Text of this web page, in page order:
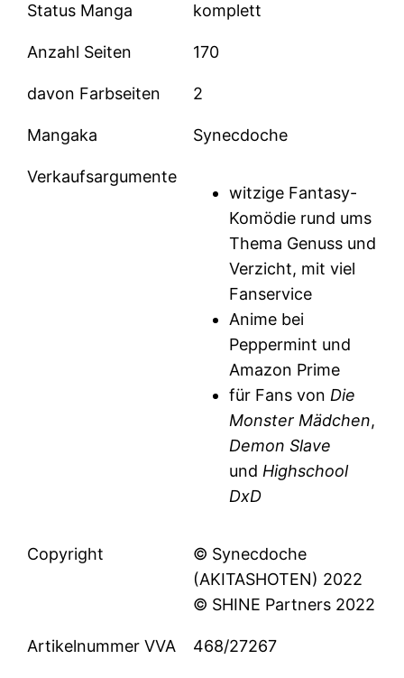
Status Manga komplett
Anzahl Seiten 170
davon Farbseiten 2
Mangaka Synecdoche
Verkaufsargumente
witzige Fantasy-
Komödie rund ums
Thema Genuss und
Verzicht, mit viel
Fanservice
Anime bei
Peppermint und
Amazon Prime
für Fans von Die
Monster Mädchen,
Demon Slave
und Highschool
DxD
Copyright
© Synecdoche
(AKITASHOTEN) 2022
© SHINE Partners 2022
Artikelnummer VVA 468/27267